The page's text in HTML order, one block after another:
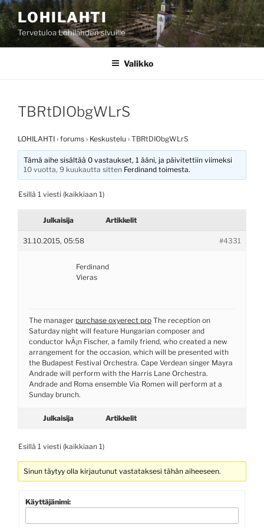
Siirry
sisältöönLOHILAHTI
Tervetuloa Lohilahden sivuille
Valikko
TBRtDIObgWLrS
LOHILAHTI › forums › Keskustelu › TBRtDIObgWLrS
Tämä aihe sisältää 0 vastaukset, 1 ääni, ja päivitettiin viimeksi
10 vuotta, 9 kuukautta sitten Ferdinand toimesta.
Esillä 1 viesti (kaikkiaan 1)
Julkaisija Artikkelit
31.10.2015, 05:58 #4331
Ferdinand
Vieras
The manager purchase oxyerect pro The reception on
Saturday night will feature Hungarian composer and
conductor IvÃ¡n Fischer, a family friend, who created a new
arrangement for the occasion, which will be presented with
the Budapest Festival Orchestra. Cape Verdean singer Mayra
Andrade will perform with the Harris Lane Orchestra.
Andrade and Roma ensemble Via Romen will perform at a
Sunday brunch.
Julkaisija Artikkelit
Esillä 1 viesti (kaikkiaan 1)
Sinun täytyy olla kirjautunut vastataksesi tähän aiheeseen.
Käyttäjänimi: